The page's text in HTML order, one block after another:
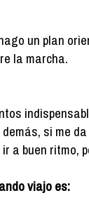
un plan
la marcha.
si me
a buen ritmo,
viajo es: